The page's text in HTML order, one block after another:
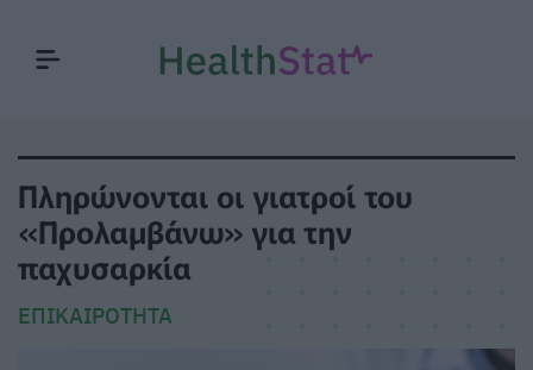
Πληρώνονται οι γιατροί του
«Προλαμβάνω» για την
παχυσαρκία
ΕΠΙΚΑΙΡΌΤΗΤΑ